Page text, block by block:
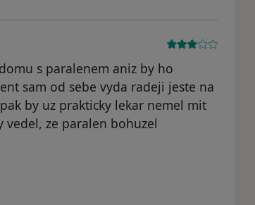
s paralenem aniz by ho
sam od sebe vyda radeji jeste na
by uz prakticky lekar nemel mit
vedel, ze paralen bohuzel